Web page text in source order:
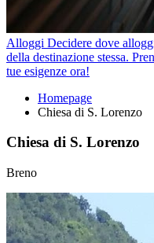
Alloggi Decidere dove
della destinazione stessa.
tue esigenze ora!
Homepage
Chiesa di S. Lorenzo
Chiesa di S. Lorenzo
Breno